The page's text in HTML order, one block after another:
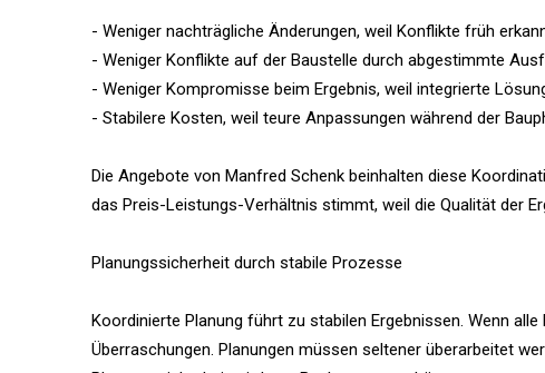
- Weniger nachträgliche Änderungen, weil Konflikte früh
- Weniger Konflikte auf der Baustelle durch abgestimmte
- Weniger Kompromisse beim Ergebnis, weil integrierte
- Stabilere Kosten, weil teure Anpassungen während der
Die Angebote von Manfred Schenk beinhalten diese
das Preis-Leistungs-Verhältnis stimmt, weil die Qualität der
Planungssicherheit durch stabile Prozesse
Koordinierte Planung führt zu stabilen Ergebnissen. Wenn
Überraschungen. Planungen müssen seltener überarbeitet